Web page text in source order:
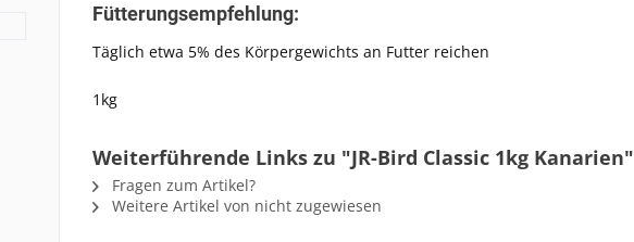
Fütterungsempfehlung:
Täglich etwa 5% des Körpergewichts an Futter reichen
1kg
Weiterführende Links zu "JR-Bird Classic 1kg Kanarien"
Fragen zum Artikel?
Weitere Artikel von nicht zugewiesen